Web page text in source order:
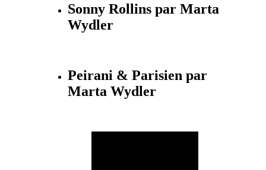
Sonny Rollins par Marta
Wydler
Peirani & Parisien par
Marta Wydler